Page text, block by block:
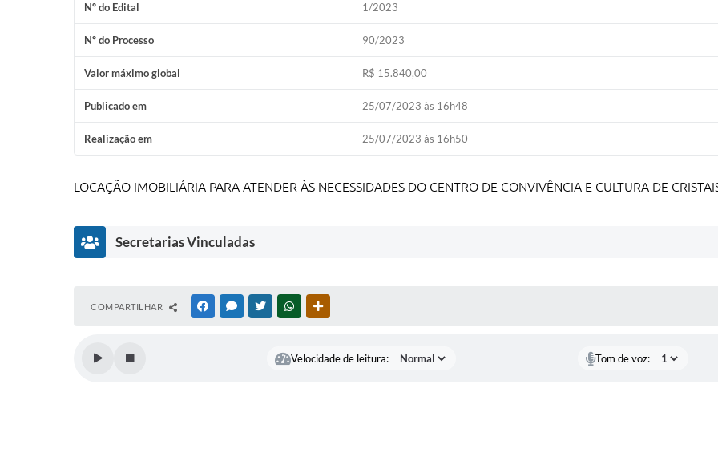
Nº do Edital 1/2023
Nº do Processo 90/2023
Valor máximo global R$ 15.840,00
Publicado em 25/07/2023 às 16h48
Realização em 25/07/2023 às 16h50
LOCAÇÃO IMOBILIÁRIA PARA ATENDER ÀS NECESSIDADES DO CENTRO DE CONVIVÊNCIA E CULTURA DE
Secretarias Vinculadas
Secretaria
COMPARTILHAR FACEBOOKMESSENGER
TWITTERWHATSAPP
Velocidade de leitura: Tom de voz: